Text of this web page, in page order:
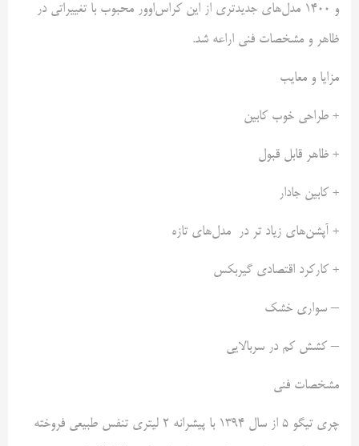
و ۱۴۰۰ مدل‌های جدیدتری از این کراس‌اوور محبوب با تغییراتی در
ظاهر و مشخصات فنی اراعه شد.
مزایا و معایب
+ طراحی خوب کابین
+ ظاهر قابل قبول
+ کابین جادار
+ آپشن‌های زیاد تر در مدل‌های تازه
+ کارکرد اقتصادی گیربکس
– سواری خشک
– کشش کم در سربالایی
مشخصات فنی
چری تیگو ۵ از سال ۱۳۹۴ با پیشرانه ۲ لیتری تنفس طبیعی فروخته